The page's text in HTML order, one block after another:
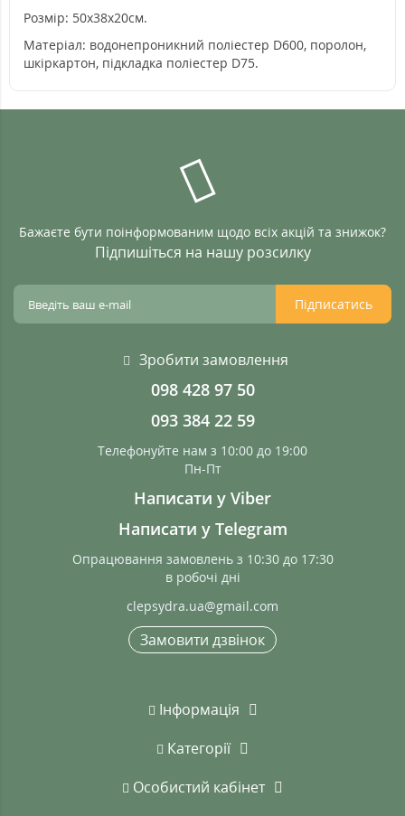
Розмір: 50x38x20см.
Матеріал: водонепроникний поліестер D600, поролон,
шкіркартон, підкладка поліестер D75.
Бажаєте бути поінформованим щодо всіх акцій та знижок?
Підпишіться на нашу розсилку
Підписатись
Зробити замовлення
098 428 97 50
093 384 22 59
Телефонуйте нам з 10:00 до 19:00
Пн-Пт
Написати у Viber
Написати у Telegram
Опрацювання замовлень з 10:30 до 17:30
в робочі дні
clepsydra.ua@gmail.com
Замовити дзвінок
Інформація
Категорії
Особистий кабінет